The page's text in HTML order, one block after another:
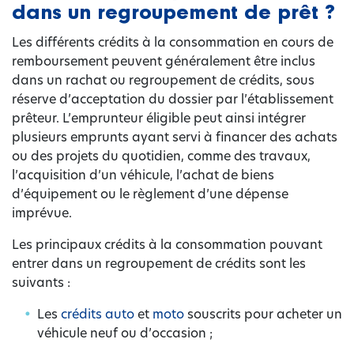
dans un regroupement de prêt ?
Les différents crédits à la consommation en cours de
remboursement peuvent généralement être inclus
dans un rachat ou regroupement de crédits, sous
réserve d’acceptation du dossier par l’établissement
prêteur. L’emprunteur éligible peut ainsi intégrer
plusieurs emprunts ayant servi à financer des achats
ou des projets du quotidien, comme des travaux,
l’acquisition d’un véhicule, l’achat de biens
d’équipement ou le règlement d’une dépense
imprévue.
Les principaux crédits à la consommation pouvant
entrer dans un regroupement de crédits sont les
suivants :
Les crédits autoet moto souscrits pour acheter un
véhicule neuf ou d’occasion ;